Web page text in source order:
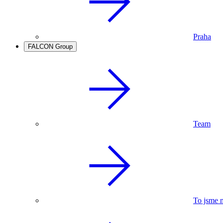
Praha
FALCON Group
Team
To jsme